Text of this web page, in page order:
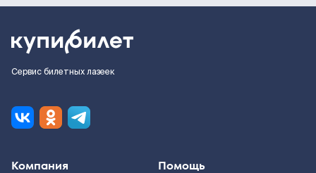
Сервис билетных лазеек
Компания Помощь